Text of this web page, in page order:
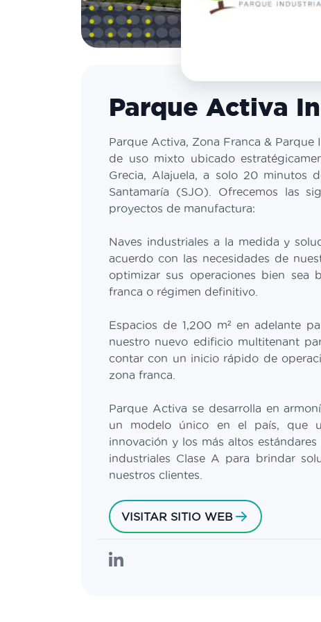
Parque Activa
Parque Activa, Zona Franca &
de uso mixto ubicado
Grecia, Alajuela, a solo 20 minutos
Santamaría (SJO). Ofrecemos las
proyectos de manufactura:
Naves industriales a la medida y
acuerdo con las necesidades de
optimizar sus operaciones bien sea
franca o régimen definitivo.
Espacios de 1,200 m² en adelante
nuestro nuevo edificio multitenant
contar con un inicio rápido de
zona franca.
Parque Activa se desarrolla en
un modelo único en el país, que
innovación y los más altos
industriales Clase A para brindar
nuestros clientes.
VISITAR SITIO WEB